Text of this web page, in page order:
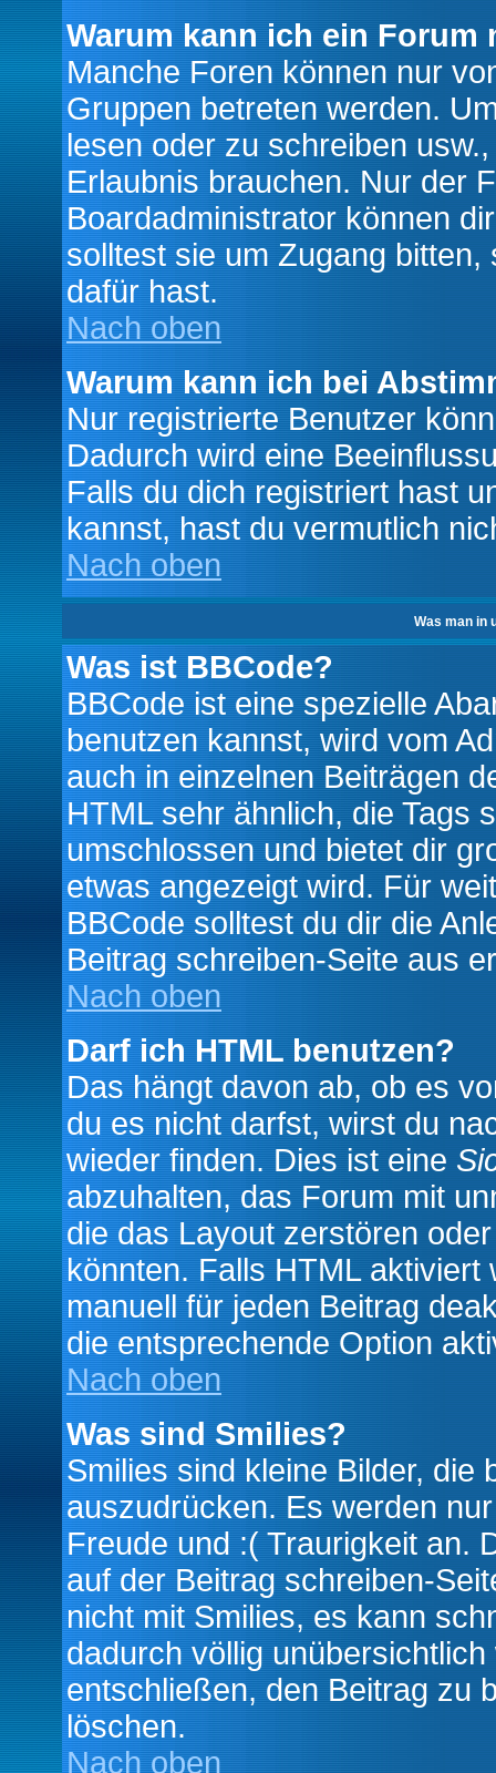
Warum kann ich ein Forum
Manche Foren können nur
Gruppen betreten werden.
lesen oder zu schreiben
Erlaubnis brauchen. Nur der
Boardadministrator können
solltest sie um Zugang
dafür hast.
Nach oben
Warum kann ich bei
Nur registrierte Benutzer
Dadurch wird eine
Falls du dich registriert hast
kannst, hast du vermutlich
Nach oben
Was man in
Was ist BBCode?
BBCode ist eine spezielle
benutzen kannst, wird vom
auch in einzelnen Beiträgen
HTML sehr ähnlich, die Tags
umschlossen und bietet dir
etwas angezeigt wird. Für
BBCode solltest du dir die
Beitrag schreiben-Seite aus
Nach oben
Darf ich HTML benutzen?
Das hängt davon ab, ob es
du es nicht darfst, wirst du
wieder finden. Dies ist eine
abzuhalten, das Forum mit
die das Layout zerstören
könnten. Falls HTML
manuell für jeden Beitrag
die entsprechende Option
Nach oben
Was sind Smilies?
Smilies sind kleine Bilder, die
auszudrücken. Es werden
Freude und :( Traurigkeit an.
auf der Beitrag schreiben-
nicht mit Smilies, es kann
dadurch völlig
entschließen, den Beitrag zu
löschen.
Nach oben